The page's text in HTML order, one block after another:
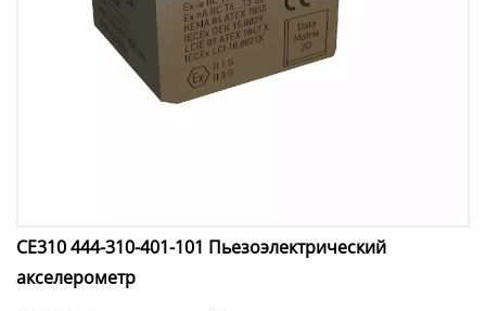
CE310 444-310-401-101 Пьезоэлектрический
акселерометр